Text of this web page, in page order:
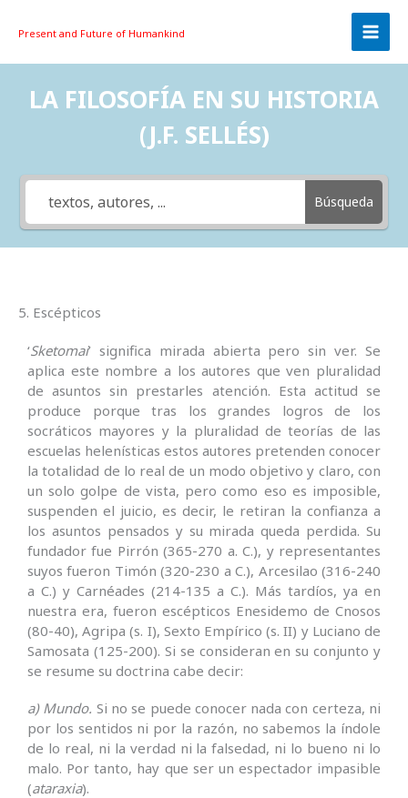
Present and Future of Humankind
LA FILOSOFÍA EN SU HISTORIA
(J.F. SELLÉS)
Búsqueda
5. Escépticos
‘Sketomai’ significa mirada abierta pero sin ver. Se
aplica este nombre a los autores que ven pluralidad
de asuntos sin prestarles atención. Esta actitud se
produce porque tras los grandes logros de los
socráticos mayores y la pluralidad de teorías de las
escuelas helenísticas estos autores pretenden conocer
la totalidad de lo real de un modo objetivo y claro, con
un solo golpe de vista, pero como eso es imposible,
suspenden el juicio, es decir, le retiran la confianza a
los asuntos pensados y su mirada queda perdida. Su
fundador fue Pirrón (365-270 a. C.), y representantes
suyos fueron Timón (320-230 a C.), Arcesilao (316-240
a C.) y Carnéades (214-135 a C.). Más tardíos, ya en
nuestra era, fueron escépticos Enesidemo de Cnosos
(80-40), Agripa (s. I), Sexto Empírico (s. II) y Luciano de
Samosata (125-200). Si se consideran en su conjunto y
se resume su doctrina cabe decir:
a) Mundo. Si no se puede conocer nada con certeza, ni
por los sentidos ni por la razón, no sabemos la índole
de lo real, ni la verdad ni la falsedad, ni lo bueno ni lo
malo. Por tanto, hay que ser un espectador impasible
(ataraxia).